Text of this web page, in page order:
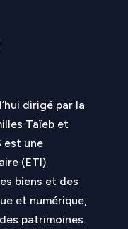
dirigé par la
Taïeb et
est une
(ETI)
biens et des
et numérique,
patrimoines.